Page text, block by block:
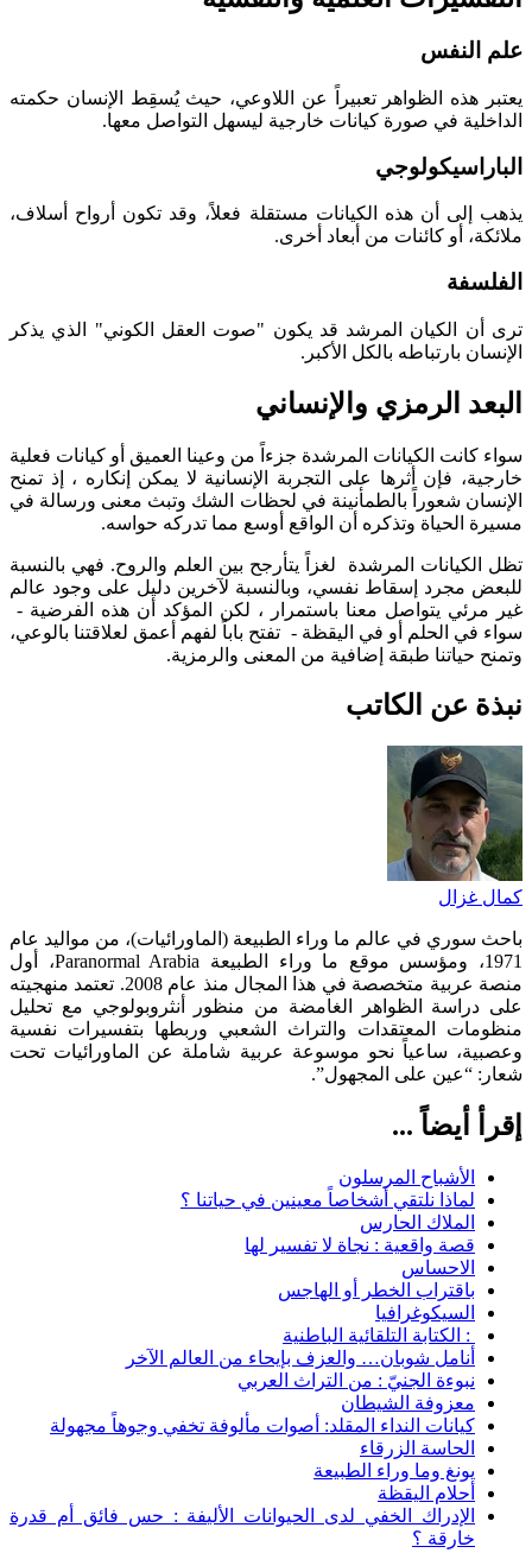
علم النفس
يعتبر هذه الظواهر تعبيراً عن اللاوعي، حيث يُسقِط الإنسان حكمته
الداخلية في صورة كيانات خارجية ليسهل التواصل معها.
الباراسيكولوجي
يذهب إلى أن هذه الكيانات مستقلة فعلاً، وقد تكون أرواح أسلاف،
ملائكة، أو كائنات من أبعاد أخرى.
الفلسفة
ترى أن الكيان المرشد قد يكون "صوت العقل الكوني" الذي يذكر
الإنسان بارتباطه بالكل الأكبر.
البعد الرمزي والإنساني
سواء كانت الكيانات المرشدة جزءاً من وعينا العميق أو كيانات فعلية
خارجية، فإن أثرها على التجربة الإنسانية لا يمكن إنكاره ، إذ تمنح
الإنسان شعوراً بالطمأنينة في لحظات الشك وتبث معنى ورسالة في
مسيرة الحياة وتذكره أن الواقع أوسع مما تدركه حواسه.
تظل الكيانات المرشدة لغزاً يتأرجح بين العلم والروح. فهي بالنسبة
للبعض مجرد إسقاط نفسي، وبالنسبة لآخرين دليل على وجود عالم
غير مرئي يتواصل معنا باستمرار ، لكن المؤكد أن هذه الفرضية -
سواء في الحلم أو في اليقظة - تفتح باباً لفهم أعمق لعلاقتنا بالوعي،
وتمنح حياتنا طبقة إضافية من المعنى والرمزية.
نبذة عن الكاتب
كمال غزال
باحث سوري في عالم ما وراء الطبيعة (الماورائيات)، من مواليد عام
1971، ومؤسس موقع ما وراء الطبيعة Paranormal Arabia، أول
منصة عربية متخصصة في هذا المجال منذ عام 2008. تعتمد منهجيته
على دراسة الظواهر الغامضة من منظور أنثروبولوجي مع تحليل
منظومات المعتقدات والتراث الشعبي وربطها بتفسيرات نفسية
وعصبية، ساعياً نحو موسوعة عربية شاملة عن الماورائيات تحت
شعار: “عين على المجهول”.
إقرأ أيضاً ...
الأشباح المرسلون
لماذا نلتقي أشخاصاً معينين في حياتنا ؟
الملاك الحارس
قصة واقعية : نجاة لا تفسير لها
الاحساس
باقتراب الخطر أو الهاجس
السيكوغرافيا
: الكتابة التلقائية الباطنية
أنامل شوبان… والعزف بإيحاء من العالم الآخر
نبوءة الجنيّ : من التراث العربي
معزوفة الشيطان
كيانات النداء المقلد: أصوات مألوفة تخفي وجوهاً مجهولة
الحاسة الزرقاء
يونغ وما وراء الطبيعة
أحلام اليقظة
الإدراك الخفي لدى الحيوانات الأليفة : حس فائق أم قدرة
خارقة ؟